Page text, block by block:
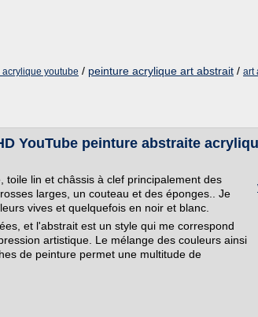
youtube / peinture acrylique art abstrait / art
YouTube peinture abstraite
toile lin et châssis à clef principalement des
larges, un couteau et des éponges.. Je
vives et quelquefois en noir et blanc.
et l'abstrait est un style qui me correspond
artistique. Le mélange des couleurs ainsi
de peinture permet une multitude de